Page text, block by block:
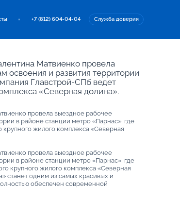
+7 (812) 604-04-04 Служба доверия
Матвиенко провела
освоения и развития территории
Главстрой-СПб ведет
«Северная долина».
провела выездное рабочее
в районе станции метро «Парнас», где
крупного жилого комплекса «Северная
провела выездное рабочее
в районе станции метро «Парнас», где
крупного жилого комплекса «Северная
станет одним из самых красивых и
обеспечен современной